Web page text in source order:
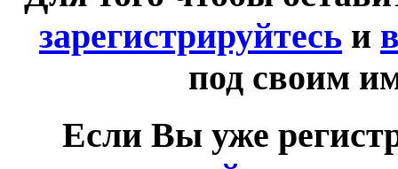
зарегистрируйтесь и
под своим
Если Вы уже